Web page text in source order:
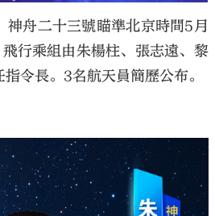
神舟二十三號瞄準北京時間5月
行乘組由朱楊柱、張志遠、黎
令長。3名航天員簡歷公布。